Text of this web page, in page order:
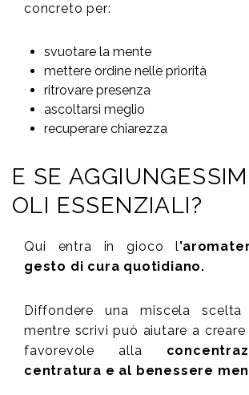
concreto per:
svuotare la mente
mettere ordine nelle priorità
ritrovare presenza
ascoltarsi meglio
recuperare chiarezza
E SE
OLI ESSENZIALI?
Qui entra in gioco l
gesto di cura quotidiano.
Diffondere una miscela
mentre scrivi può aiutare a creare
favorevole alla
centratura e al benessere